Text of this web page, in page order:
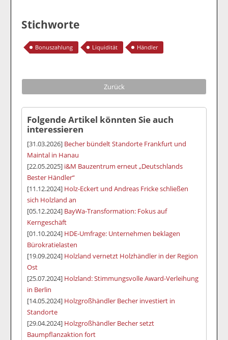
Stichworte
Bonuszahlung Liquidität Händler
Zurück
Folgende Artikel könnten Sie auch
interessieren
[31.03.2026] Becher bündelt Standorte Frankfurt und
Maintal in Hanau
[22.05.2025] i&M Bauzentrum erneut „Deutschlands
Bester Händler“
[11.12.2024] Holz-Eckert und Andreas Fricke schließen
sich Holzland an
[05.12.2024] BayWa-Transformation: Fokus auf
Kerngeschäft
[01.10.2024] HDE-Umfrage: Unternehmen beklagen
Bürokratielasten
[19.09.2024] Holzland vernetzt Holzhändler in der Region
Ost
[25.07.2024] Holzland: Stimmungsvolle Award-Verleihung
in Berlin
[14.05.2024] Holzgroßhändler Becher investiert in
Standorte
[29.04.2024] Holzgroßhändler Becher setzt
Baumpflanzaktion fort